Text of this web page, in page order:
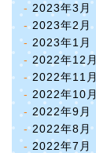
2023年3月
2023年2月
2023年1月
2022年12月
2022年11月
2022年10月
2022年9月
2022年8月
2022年7月